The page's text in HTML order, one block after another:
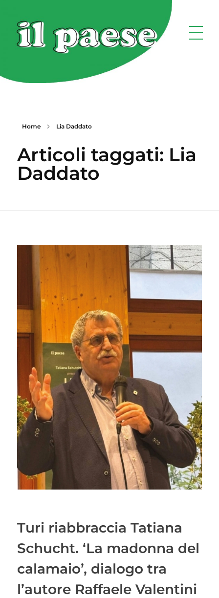
Home Lia Daddato
Articoli taggati: Lia
Daddato
Turi riabbraccia Tatiana
Schucht. ‘La madonna del
calamaio’, dialogo tra
l’autore Raffaele Valentini